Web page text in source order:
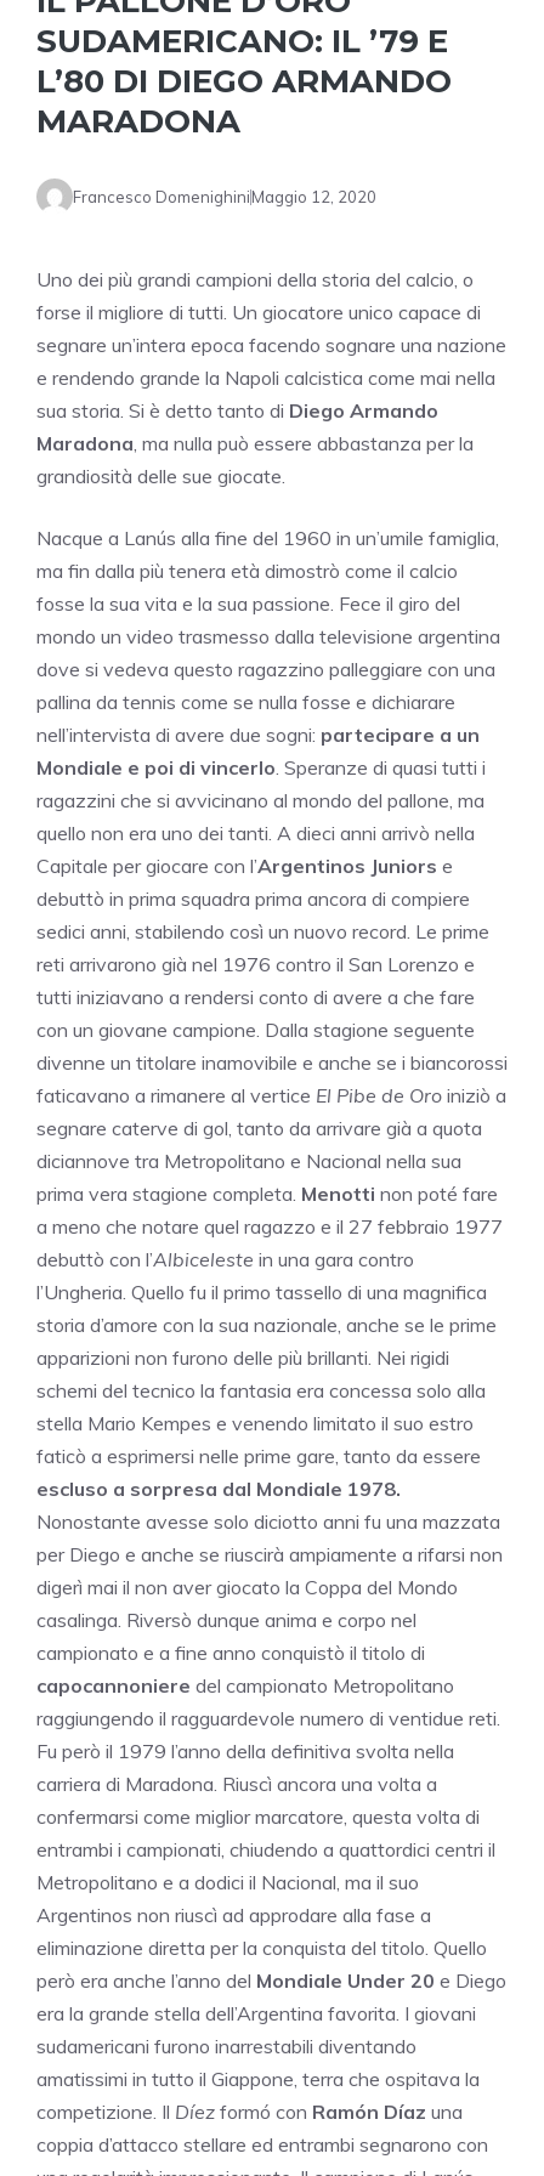
SUDAMERICANO: IL ’79 E
L’80 DI DIEGO ARMANDO
MARADONA
Francesco DomenighiniMaggio 12, 2020
Uno dei più grandi campioni della storia del calcio, o
forse il migliore di tutti. Un giocatore unico capace di
segnare un’intera epoca facendo sognare una nazione
e rendendo grande la Napoli calcistica come mai nella
sua storia. Si è detto tanto di Diego Armando
Maradona, ma nulla può essere abbastanza per la
grandiosità delle sue giocate.
Nacque a Lanús alla fine del 1960 in un’umile famiglia,
ma fin dalla più tenera età dimostrò come il calcio
fosse la sua vita e la sua passione. Fece il giro del
mondo un video trasmesso dalla televisione argentina
dove si vedeva questo ragazzino palleggiare con una
pallina da tennis come se nulla fosse e dichiarare
nell’intervista di avere due sogni: partecipare a un
Mondiale e poi di vincerlo. Speranze di quasi tutti i
ragazzini che si avvicinano al mondo del pallone, ma
quello non era uno dei tanti. A dieci anni arrivò nella
Capitale per giocare con l’Argentinos Juniors e
debuttò in prima squadra prima ancora di compiere
sedici anni, stabilendo così un nuovo record. Le prime
reti arrivarono già nel 1976 contro il San Lorenzo e
tutti iniziavano a rendersi conto di avere a che fare
con un giovane campione. Dalla stagione seguente
divenne un titolare inamovibile e anche se i biancorossi
faticavano a rimanere al vertice El Pibe de Oro iniziò a
segnare caterve di gol, tanto da arrivare già a quota
diciannove tra Metropolitano e Nacional nella sua
prima vera stagione completa. Menotti non poté fare
a meno che notare quel ragazzo e il 27 febbraio 1977
debuttò con l’Albiceleste in una gara contro
l’Ungheria. Quello fu il primo tassello di una magnifica
storia d’amore con la sua nazionale, anche se le prime
apparizioni non furono delle più brillanti. Nei rigidi
schemi del tecnico la fantasia era concessa solo alla
stella Mario Kempes e venendo limitato il suo estro
faticò a esprimersi nelle prime gare, tanto da essere
escluso a sorpresa dal Mondiale 1978.
Nonostante avesse solo diciotto anni fu una mazzata
per Diego e anche se riuscirà ampiamente a rifarsi non
digerì mai il non aver giocato la Coppa del Mondo
casalinga. Riversò dunque anima e corpo nel
campionato e a fine anno conquistò il titolo di
capocannoniere del campionato Metropolitano
raggiungendo il ragguardevole numero di ventidue reti.
Fu però il 1979 l’anno della definitiva svolta nella
carriera di Maradona. Riuscì ancora una volta a
confermarsi come miglior marcatore, questa volta di
entrambi i campionati, chiudendo a quattordici centri il
Metropolitano e a dodici il Nacional, ma il suo
Argentinos non riuscì ad approdare alla fase a
eliminazione diretta per la conquista del titolo. Quello
però era anche l’anno del Mondiale Under 20 e Diego
era la grande stella dell’Argentina favorita. I giovani
sudamericani furono inarrestabili diventando
amatissimi in tutto il Giappone, terra che ospitava la
competizione. Il Díez formó con Ramón Díaz una
coppia d’attacco stellare ed entrambi segnarono con